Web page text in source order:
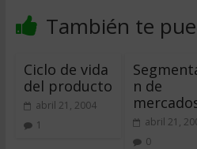
También te
Ciclo de vida
del producto
abril 21, 2004
1
n de
abril 21,
0